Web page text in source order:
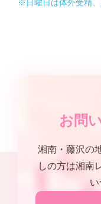
※日曜日は体外受精、
お問
湘南・藤沢の
しの方は湘南
い